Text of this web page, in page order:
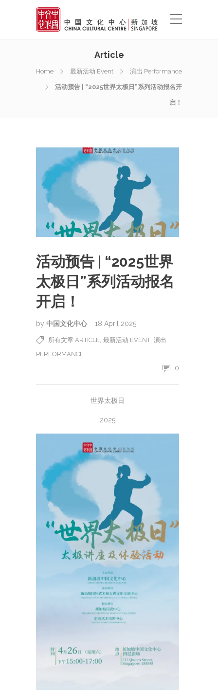
Article
Home 最新活动 Event 演出 Performance
活动预告 | “2025世界太极日”系列活动报名开
启！
活动预告 | “2025世界
太极日”系列活动报名
开启！
by 中国文化中心 18 April 2025
所有文章 ARTICLE 最新活动 EVENT 演出
PERFORMANCE
0
世界太极日
2025